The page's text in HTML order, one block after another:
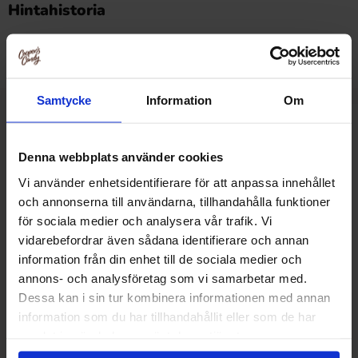
Samtycke Information Om
Denna webbplats använder cookies
Vi använder enhetsidentifierare för att anpassa innehållet
och annonserna till användarna, tillhandahålla funktioner
för sociala medier och analysera vår trafik. Vi
vidarebefordrar även sådana identifierare och annan
information från din enhet till de sociala medier och
annons- och analysföretag som vi samarbetar med.
Dessa kan i sin tur kombinera informationen med annan
information som du har tillhandahållit eller som de har
Hintahistoria
Alin hinta viimeisten 30 päivän aikana on2.19 EUR (2026-
08-06 )
-50%